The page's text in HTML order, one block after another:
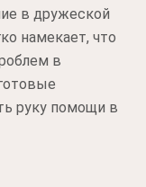
в дружеской
намекает, что
в
руку помощи в